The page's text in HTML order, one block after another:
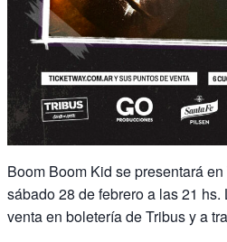
Boom Boom Kid se presentará
sábado 28 de febrero a las 21
venta en boletería de Tribus y a